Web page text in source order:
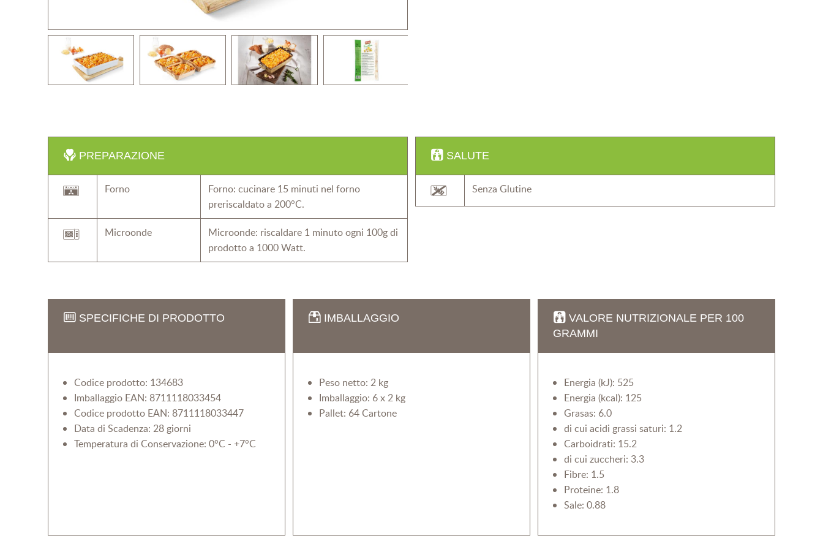
PREPARAZIONE
Forno
Forno: cucinare 15 minuti nel forno
preriscaldato a 200°C.
Microonde
Microonde: riscaldare 1 minuto ogni 100g di
prodotto a 1000 Watt.
SALUTE
Senza Glutine
SPECIFICHE DI PRODOTTO
Codice prodotto: 134683
Imballaggio EAN: 8711118033454
Codice prodotto EAN: 8711118033447
Data di Scadenza: 28 giorni
Temperatura di Conservazione: 0°C - +7°C
IMBALLAGGIO
Peso netto: 2 kg
Imballaggio: 6 x 2 kg
Pallet: 64 Cartone
VALORE NUTRIZIONALE PER 100
GRAMMI
Energia (kJ): 525
Energia (kcal): 125
Grasas: 6.0
di cui acidi grassi saturi: 1.2
Carboidrati: 15.2
di cui zuccheri: 3.3
Fibre: 1.5
Proteine: 1.8
Sale: 0.88